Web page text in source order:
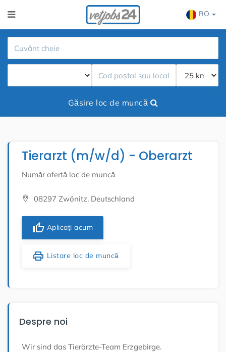
RO
Găsire loc de muncă
Tierarzt (m/w/d) - Oberarzt
Număr ofertă loc de muncă
08297 Zwönitz, Deutschland
thumb_up Aplicați acum
print Listare loc de muncă
Despre noi
Wir sind das Tierärzte-Team Erzgebirge.